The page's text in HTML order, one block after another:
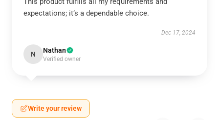
expectations; it’s a dependable choice.
Dec 17, 2024
N Nathan
Verified owner
Write your review